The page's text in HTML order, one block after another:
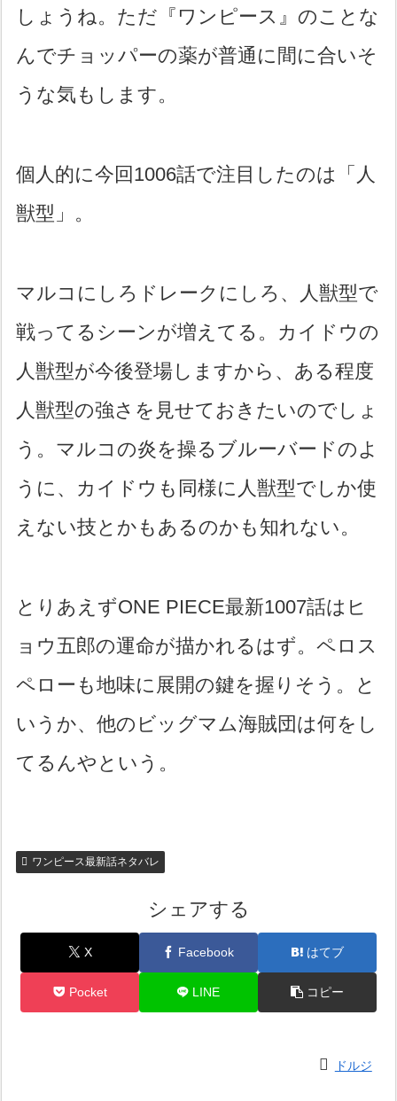
しょうね。ただ『ワンピース』のことな
んでチョッパーの薬が普通に間に合いそ
うな気もします。
個人的に今回1006話で注目したのは「人
獣型」。
マルコにしろドレークにしろ、人獣型で
戦ってるシーンが増えてる。カイドウの
人獣型が今後登場しますから、ある程度
人獣型の強さを見せておきたいのでしょ
う。マルコの炎を操るブルーバードのよ
うに、カイドウも同様に人獣型でしか使
えない技とかもあるのかも知れない。
とりあえずONE PIECE最新1007話はヒ
ョウ五郎の運命が描かれるはず。ペロス
ペローも地味に展開の鍵を握りそう。と
いうか、他のビッグマム海賊団は何をし
てるんやという。
ワンピース最新話ネタバレ
シェアする
X Facebook はてブ
Pocket LINE コピー
ドルジ